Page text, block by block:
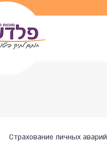
Страхование личных аварий